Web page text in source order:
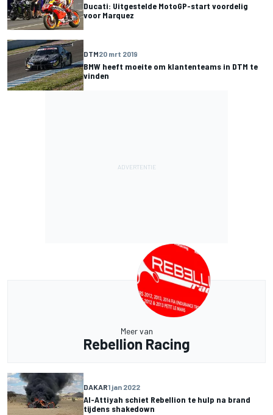
Ducati: Uitgestelde MotoGP-start voordelig
voor Marquez
DTM20 mrt 2019
BMW heeft moeite om klantenteams in DTM te
vinden
Meer van
Rebellion Racing
DAKAR1 jan 2022
Al-Attiyah schiet Rebellion te hulp na brand
tijdens shakedown